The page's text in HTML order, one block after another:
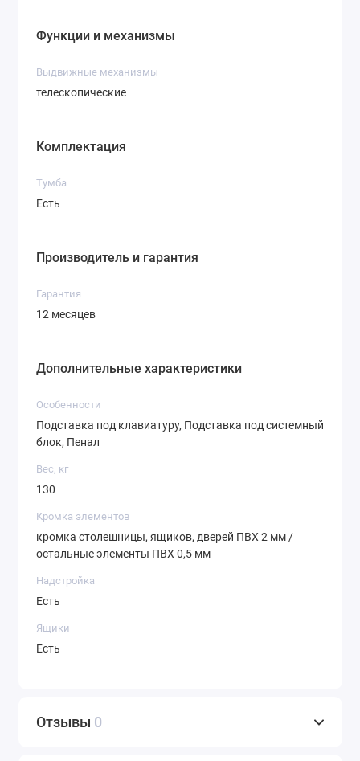
Функции и механизмы
Выдвижные механизмы
телескопические
Комплектация
Тумба
Есть
Производитель и гарантия
Гарантия
12 месяцев
Дополнительные характеристики
Особенности
Подставка под клавиатуру, Подставка под системный
блок, Пенал
Вес, кг
130
Кромка элементов
кромка столешницы, ящиков, дверей ПВХ 2 мм /
остальные элементы ПВХ 0,5 мм
Надстройка
Есть
Ящики
Есть
Отзывы 0